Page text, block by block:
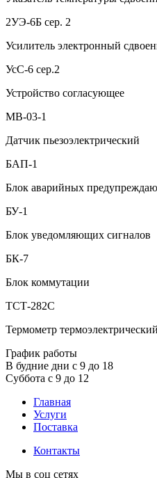
2УЭ-6Б сер. 2
Усилитель электронный
УсС-6 сер.2
Устройство согласующее
МВ-03-1
Датчик пьезоэлектрический
БАП-1
Блок аварийных
БУ-1
Блок уведомляющих сигналов
БК-7
Блок коммутации
ТСТ-282С
Термометр термоэлектрический
График работы
В будние дни с 9 до 18
Суббота с 9 до 12
Главная
Услуги
Поставка
Контакты
Мы в соц сетях